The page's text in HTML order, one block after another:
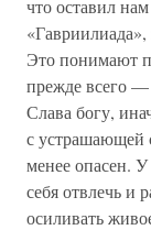
что оставил
Это понимают
прежде всего —
Слава богу,
с устрашающей
менее опасен.
себя отвлечь и
осиливать